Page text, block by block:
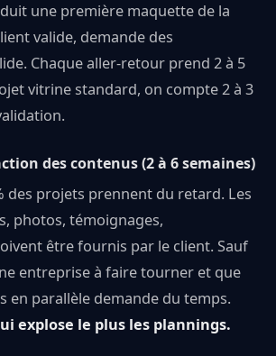
une première maquette de la
valide, demande des
Chaque aller-retour prend 2 à 5
vitrine standard, on compte 2 à 3
des contenus (2 à 6 semaines)
des projets prennent du retard. Les
photos, témoignages,
être fournis par le client. Sauf
entreprise à faire tourner et que
en parallèle demande du temps.
explose le plus les plannings.